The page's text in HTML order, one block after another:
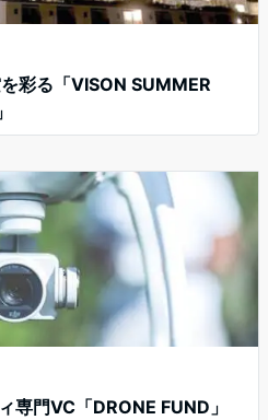
彩る「VISON SUMMER
専門VC「DRONE FUND」